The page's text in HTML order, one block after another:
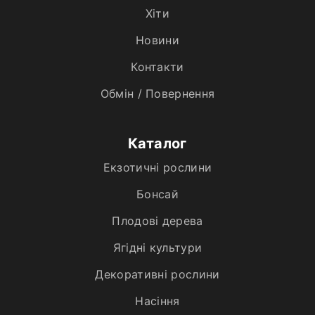
Хiти
Новини
Контакти
Обмін / Повернення
Каталог
Екзотичні рослини
Бонсай
Плодові дерева
Ягідні культури
Декоративні рослини
Насіння